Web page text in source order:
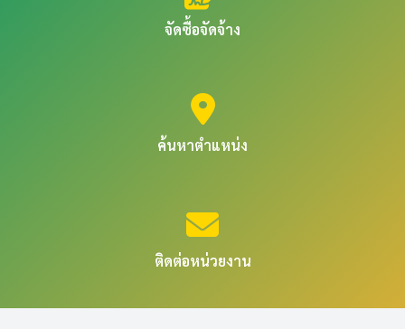
จัดซื้อจัดจ้าง
ค้นหาตำแหน่ง
ติดต่อหน่วยงาน